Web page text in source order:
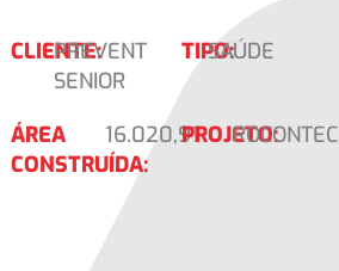
CLIENTE:
PREVENT
SENIOR
TIPO:SAÚDE
ÁREA
CONSTRUÍDA:
16.020,91PROJETO:ROCONTEC